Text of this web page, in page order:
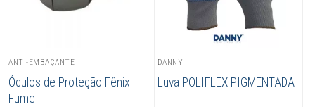
ANTI-EMBAÇANTE
Óculos de Proteção Fênix
Fume
DANNY
Luva POLIFLEX PIGMENTADA